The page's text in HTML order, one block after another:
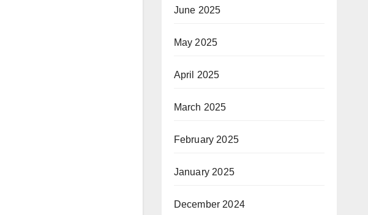
June 2025
May 2025
April 2025
March 2025
February 2025
January 2025
December 2024